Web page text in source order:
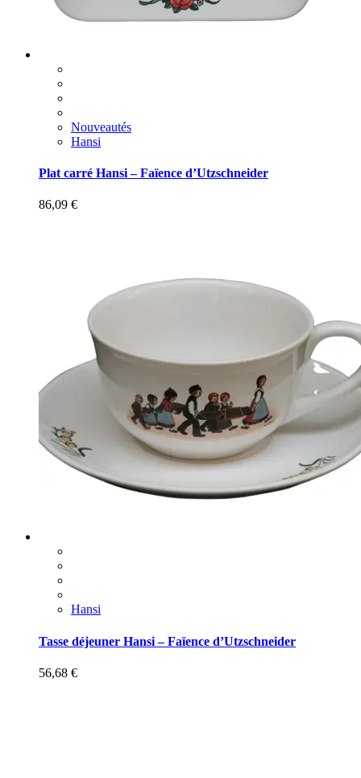
Nouveautés
Hansi
Plat carré Hansi – Faïence d’Utzschneider
86,09 €
Hansi
Tasse déjeuner Hansi – Faïence d’Utzschneider
56,68 €